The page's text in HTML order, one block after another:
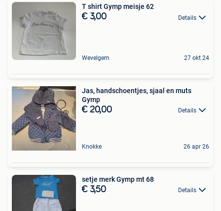
T shirt Gymp meisje 62
€ 3,00 Details
Wevelgem 27 okt 24
Jas, handschoentjes, sjaal en muts
Gymp
€ 20,00 Details
Knokke 26 apr 26
setje merk Gymp mt 68
€ 3,50 Details